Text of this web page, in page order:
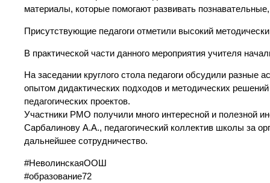
материалы, которые помогают развивать
Присутствующие педагоги отметили высокий
В практической части данного мероприятия учителя
На заседании круглого стола педагоги обсудили
опытом дидактических подходов и методических
педагогических проектов.
Участники РМО получили много интересной и полезной
Сарбалинову А.А., педагогический коллектив школы за
дальнейшее сотрудничество.
#НеволинскаяООШ
#образование72